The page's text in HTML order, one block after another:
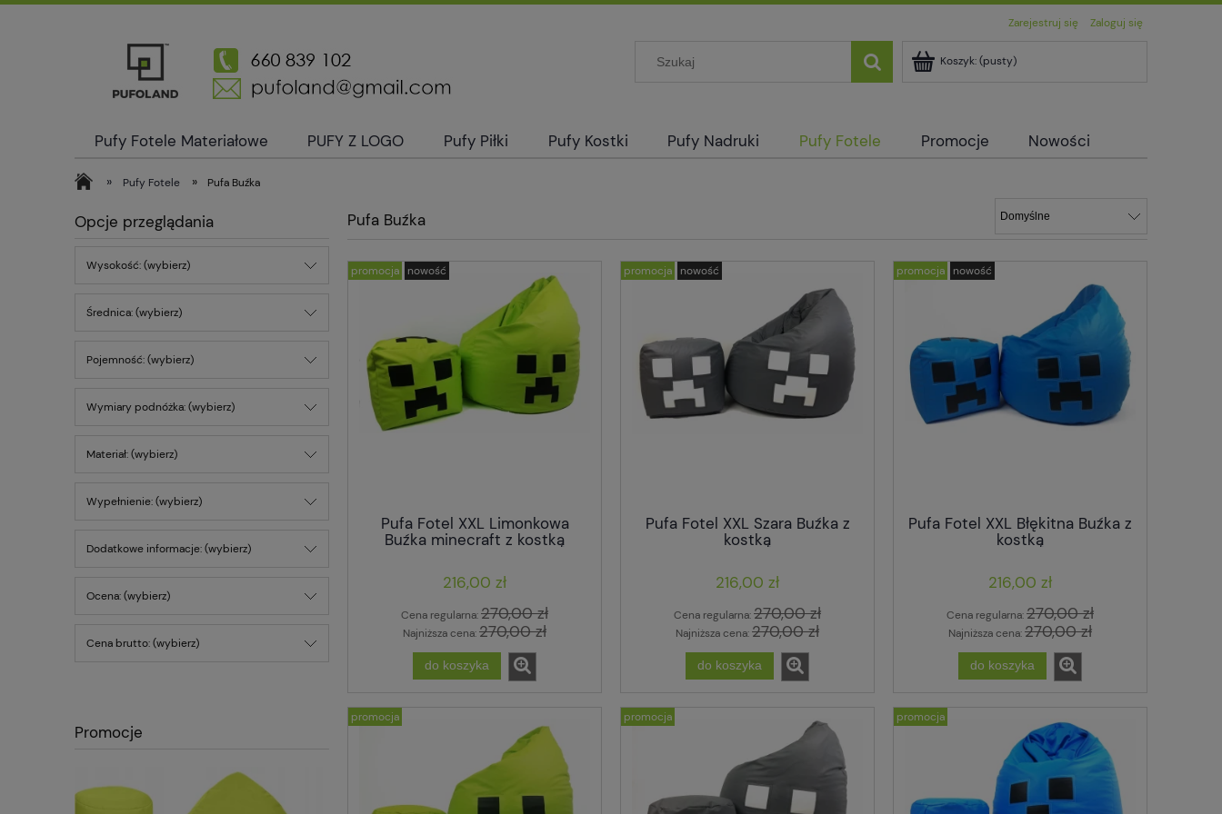
Zarejestruj się Zaloguj się
Koszyk:(pusty)
Pufy Fotele Materiałowe PUFY Z LOGO Pufy Piłki Pufy Kostki Pufy Nadruki Pufy Fotele Promocje
Nowości
O nas
Blog Kontakt
» Pufy Fotele » Pufa Buźka
Opcje przeglądania
Wysokość: (wybierz)
Średnica: (wybierz)
Pojemność: (wybierz)
Wymiary podnóżka: (wybierz)
Materiał: (wybierz)
Wypełnienie: (wybierz)
Dodatkowe informacje: (wybierz)
Ocena: (wybierz)
Cena brutto: (wybierz)
Promocje
Pufa Buźka
Pufa Fotel XXL Limonkowa
Buźka minecraft z kostką
216,00 zł
Cena regularna:270,00 zł
Najniższa cena:270,00 zł
do koszyka
promocja nowość
Pufa Fotel XXL Szara Buźka z
kostką
216,00 zł
Cena regularna:270,00 zł
Najniższa cena:270,00 zł
do koszyka
promocja nowość
Pufa Fotel XXL Błękitna Buźka z
kostką
216,00 zł
Cena regularna:270,00 zł
Najniższa cena:270,00 zł
do koszyka
promocja nowość
promocja promocja promocja